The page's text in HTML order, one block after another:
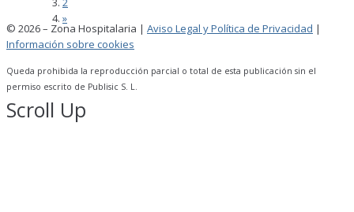
»
© 2026 – Zona Hospitalaria | Aviso Legal y Política de Privacidad |
Información sobre cookies
Queda prohibida la reproducción parcial o total de esta publicación sin el
permiso escrito de Publisic S. L.
Scroll Up